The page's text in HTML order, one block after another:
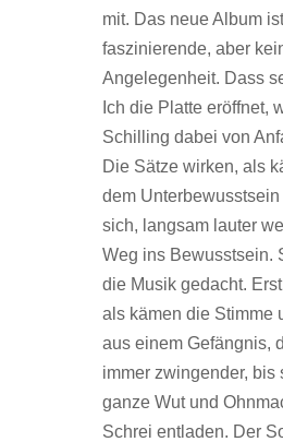
mit. Das neue Album
faszinierende, aber
Angelegenheit. Dass
Ich die Platte eröffnet,
Schilling dabei von
Die Sätze wirken, als
dem
sich, langsam lauter
Weg ins Bewusstsein.
die Musik gedacht.
als kämen die Stimme
aus einem Gefängnis,
immer zwingender, bis
ganze Wut und
Schrei entladen. Der